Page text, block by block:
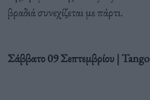
βραδιά συνεχίζεται με πάρτι.
Σάββατο 09 Σεπτεμβρίου | Tango